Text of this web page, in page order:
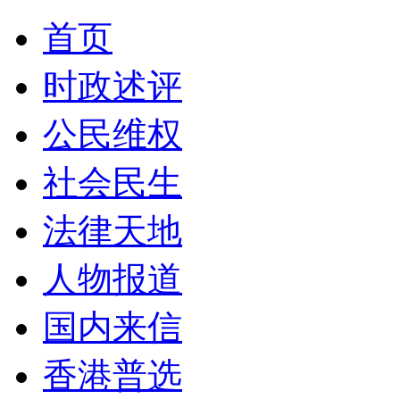
首页
时政述评
公民维权
社会民生
法律天地
人物报道
国内来信
香港普选